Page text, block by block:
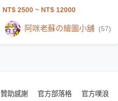
NT$ 2500 ~ NT$ 12000
阿咪老蘇の繪圖小舖 (57)
贊助感謝 官方部落格 官方噗浪